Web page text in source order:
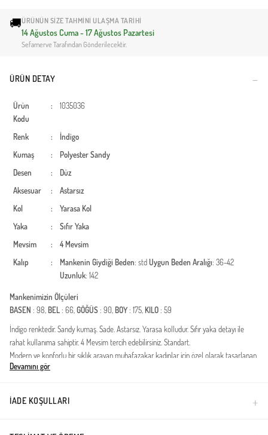
🚚ÜRÜNÜN SIZE TAHMINI ULAŞMA TARIHI
14 Ağustos Cuma - 17 Ağustos Pazartesi
Sefamerve Tarafından Gönderilecektir.
ÜRÜN DETAY
Ürün
Kodu
: 1035036
Renk :
İndigo
Kumaş
: PolyesterSandy
Desen
:
Düz
Aksesuar
:
Astarsız
Kol
:
Yarasa Kol
Yaka
:
Sıfır Yaka
Mevsim
:
4 Mevsim
Kalıp
: Mankenin Giydiği Beden: std Uygun Beden Aralığı: 36-42
Uzunluk: 142
Mankenimizin Ölçüleri
BASEN : 98, BEL: 66,GÖĞÜS: 90, BOY: 175, KILO: 59
İndigo renktedir. Sandy kumaş. Sade. Astarsız. Yarasa kolludur. Sıfır yaka detayı ile
rahat kullanıma sahiptir. 4 Mevsim tercih edebilirsiniz. Standart.
Modern ve konforlu bir şıklık arayan muhafazakar kadınlar için özel olarak tasarlanan
bu salaş elbise, gardırobunuzun en joker parçası olmaya aday. Dökümlü kumaş yapısı
zahmetsiz bir şıklık sunar.Kumaş Özelliği: Nefes alan, terletmeyen ve dört mevsim
kullanıma uygun yüksek kaliteli viskon karışımlı kumaştan üretilmiştir.Kalıp ve Kesim:
Devamını gör
İADE KOŞULLARI